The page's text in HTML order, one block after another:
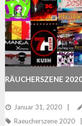
RÄUCHERSZENE
Januar 31, 2020
Raeucherszene 2020